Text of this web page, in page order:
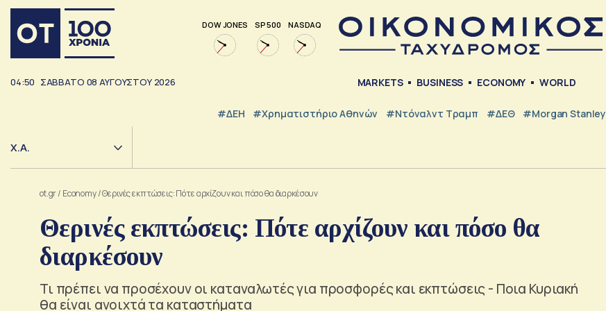
DOW JONES SP 500 NASDAQ
04:50 ΣΑΒΒΑΤΟ 08 ΑΥΓΟΥΣΤΟΥ 2026 MARKETS BUSINESS ECONOMY WORLD
#ΔΕΗ #Χρηματιστήριο Αθηνών #Ντόναλντ Τραμπ #ΔΕΘ #Morgan Stanley
Χ.Α.
ot.gr/ Economy/Θερινές εκπτώσεις: Πότε αρχίζουν και πόσο θα διαρκέσουν
Θερινές εκπτώσεις: Πότε αρχίζουν και πόσο θα
διαρκέσουν
Τι πρέπει να προσέχουν οι καταναλωτές για προσφορές και εκπτώσεις - Ποια Κυριακή
θα είναι ανοιχτά τα καταστήματα